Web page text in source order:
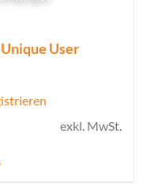
User
exkl. MwSt.